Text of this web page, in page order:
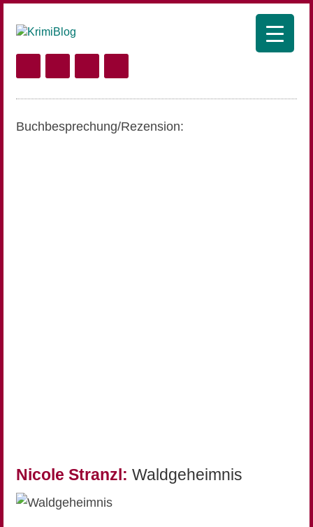
Buchbesprechung/Rezension:
Nicole Stranzl: Waldgeheimnis